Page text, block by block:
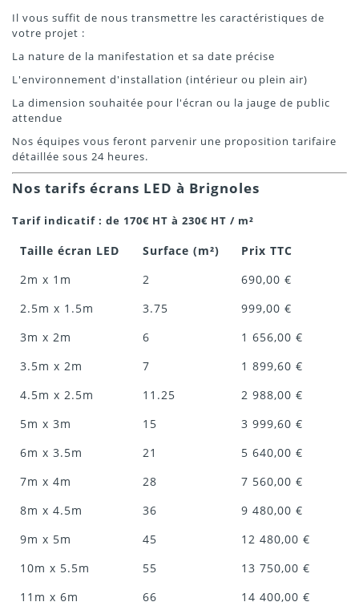
Il vous suffit de nous transmettre les caractéristiques de
votre projet :
La nature de la manifestation et sa date précise
L'environnement d'installation (intérieur ou plein air)
La dimension souhaitée pour l'écran ou la jauge de public
attendue
Nos équipes vous feront parvenir une proposition tarifaire
détaillée sous 24 heures.
Nos tarifs écrans LED à Brignoles
Tarif indicatif : de 170€ HT à 230€ HT / m²
Taille écran LED Surface (m²)
Prix TTC
2m x 1m
2
690,00 €
2.5m x 1.5m
3.75
999,00 €
3m x 2m
6
1 656,00 €
3.5m x 2m
7
1 899,60 €
4.5m x 2.5m
11.25
2 988,00 €
5m x 3m
15
3 999,60 €
6m x 3.5m
21
5 640,00 €
7m x 4m
28
7 560,00 €
8m x 4.5m
36
9 480,00 €
9m x 5m
45
12 480,00 €
10m x 5.5m
55
13 750,00 €
11m x 6m
66
14 400,00 €